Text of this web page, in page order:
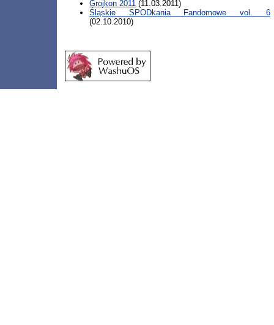
Grojkon 2011 (11.03.2011)
Śląskie SPODkania Fandomowe vol. 6
(02.10.2010)